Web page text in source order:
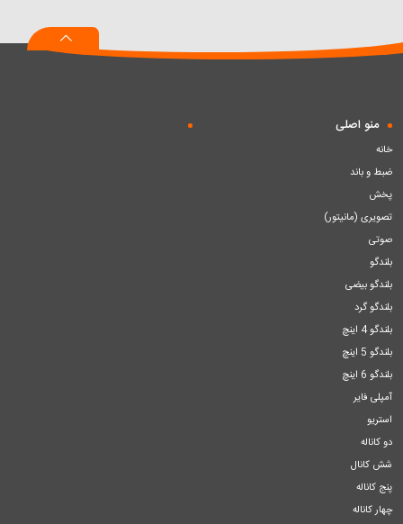
سبد
منو اصلی
خانه
ضبط و باند
پخش
تصویری (مانیتور)
صوتی
بلندگو
بلندگو بیضی
بلندگو گرد
بلندگو 4 اینچ
بلندگو 5 اینچ
بلندگو 6 اینچ
آمپلی فایر
استریو
دو کاناله
شش کانال
پنج کاناله
چهار کاناله